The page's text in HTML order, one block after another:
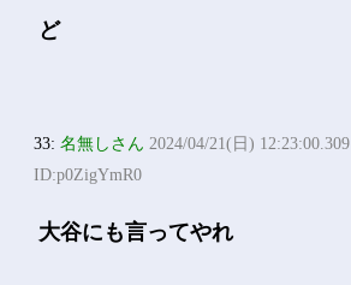
ど
33:名無しさん 2024/04/21(日) 12:23:00.309
ID:p0ZigYmR0
大谷にも言ってやれ